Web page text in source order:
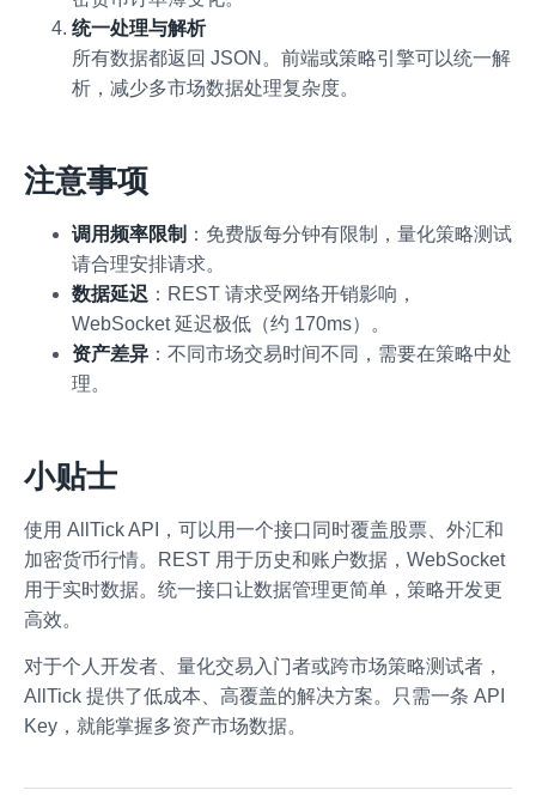
统一处理与解析
所有数据都返回 JSON。前端或策略引擎可以统一解
析，减少多市场数据处理复杂度。
注意事项
调用频率限制 ：免费版每分钟有限制，量化策略测试
请合理安排请求。
数据延迟 ：REST 请求受网络开销影响，
WebSocket 延迟极低（约 170ms）。
资产差异 ：不同市场交易时间不同，需要在策略中处
理。
小贴士
使用 AllTick API，可以用一个接口同时覆盖股票、外汇和
加密货币行情。REST 用于历史和账户数据，WebSocket
用于实时数据。统一接口让数据管理更简单，策略开发更
高效。
对于个人开发者、量化交易入门者或跨市场策略测试者，
AllTick 提供了低成本、高覆盖的解决方案。只需一条 API
Key，就能掌握多资产市场数据。